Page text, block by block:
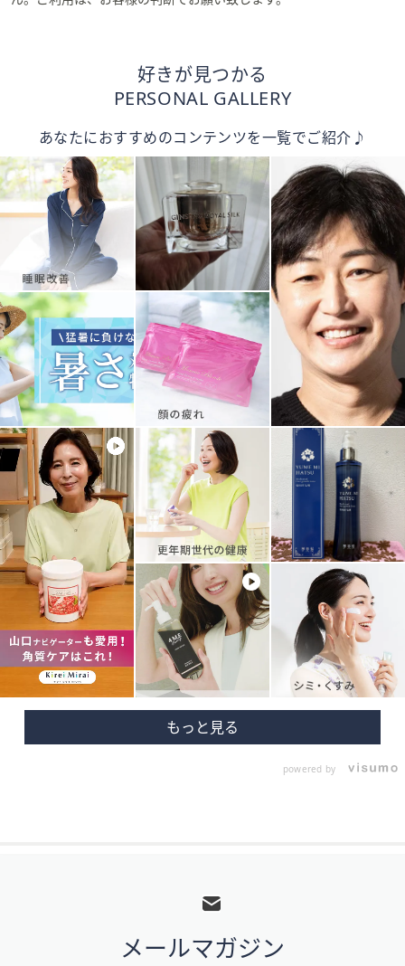
好きが見つかる
PERSONAL GALLERY
あなたにおすすめのコンテンツを一覧でご紹介♪
powered by
メールマガジン